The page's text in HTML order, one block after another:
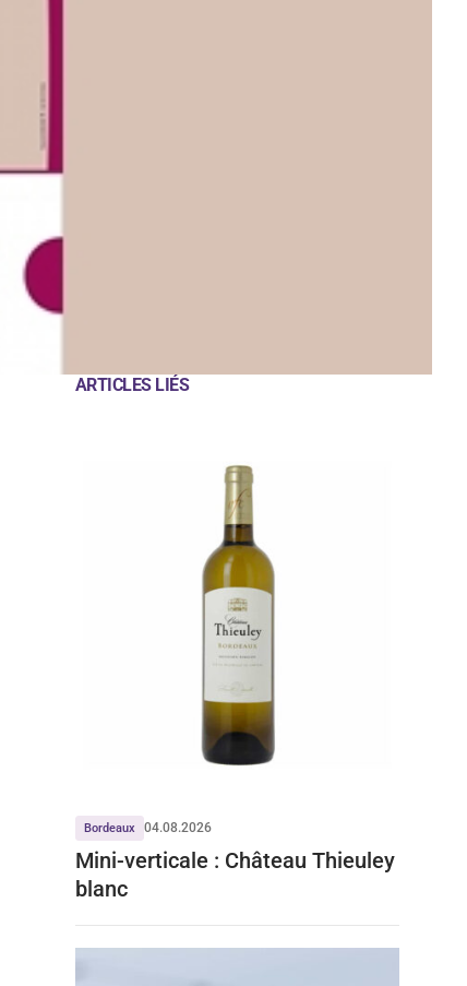
ARTICLES LIÉS
Bordeaux 04.08.2026
Mini-verticale : Château Thieuley
blanc